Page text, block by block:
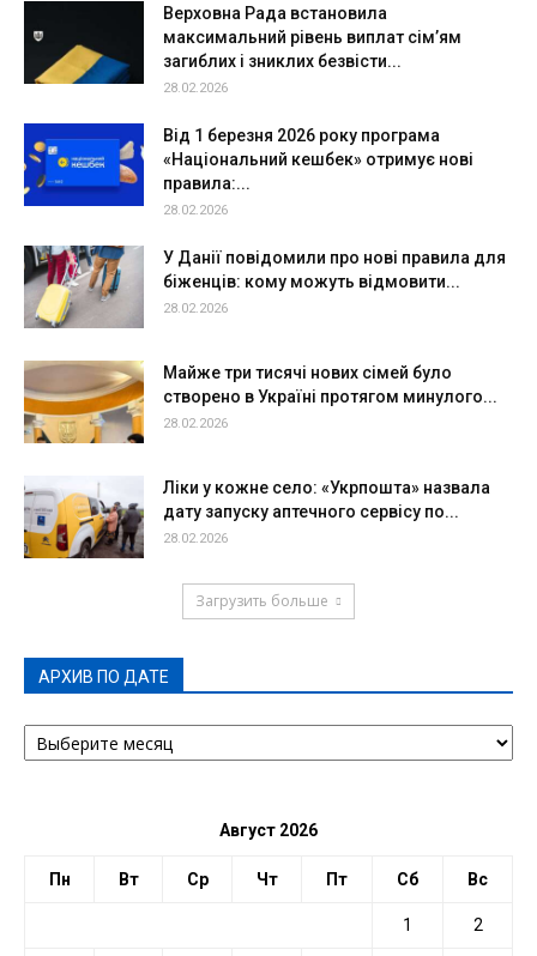
Верховна Рада встановила
максимальний рівень виплат сім’ям
загиблих і зниклих безвісти...
28.02.2026
Від 1 березня 2026 року програма
«Національний кешбек» отримує нові
правила:...
28.02.2026
У Данії повідомили про нові правила для
біженців: кому можуть відмовити...
28.02.2026
Майже три тисячі нових сімей було
створено в Україні протягом минулого...
28.02.2026
Ліки у кожне село: «Укрпошта» назвала
дату запуску аптечного сервісу по...
28.02.2026
Загрузить больше
АРХИВ ПО ДАТЕ
АРХИВ
ПО
Август 2026
Пн Вт Ср Чт Пт Сб Вс
1 2